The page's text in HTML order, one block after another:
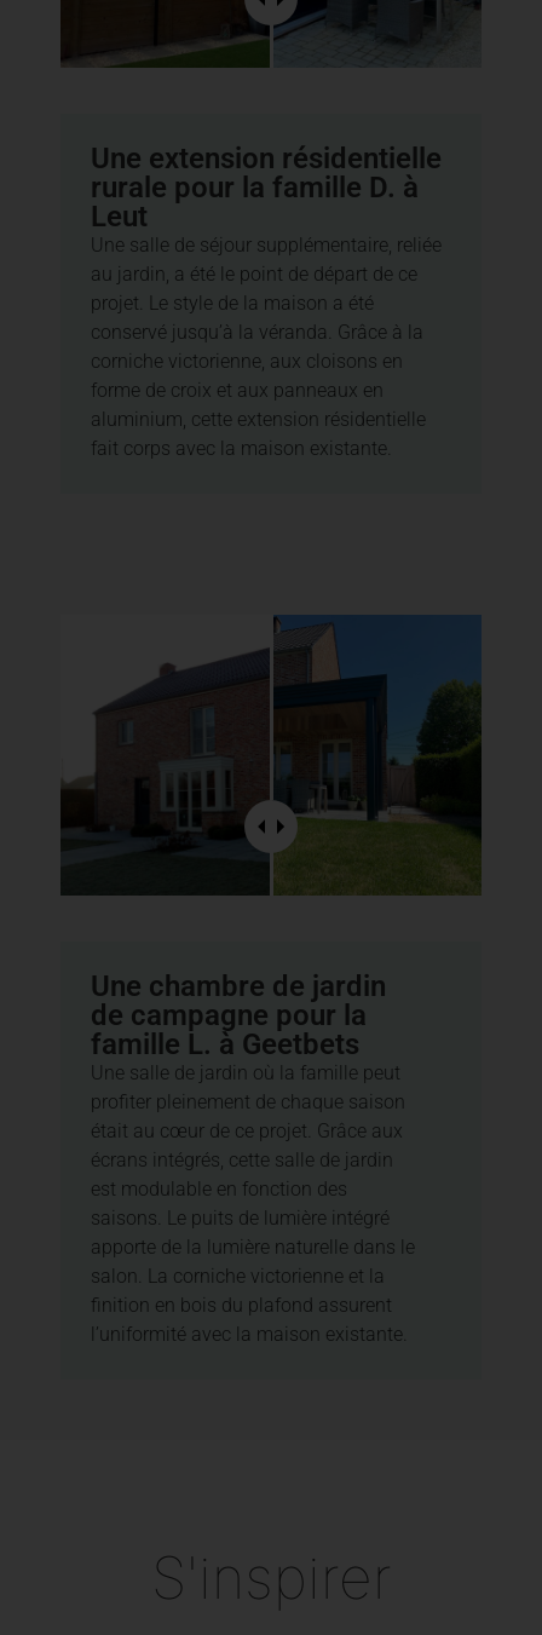
Une extension résidentielle
rurale pour la famille D. à
Leut
Une salle de séjour supplémentaire, reliée
au jardin, a été le point de départ de ce
projet. Le style de la maison a été
conservé jusqu’à la véranda. Grâce à la
corniche victorienne, aux cloisons en
forme de croix et aux panneaux en
aluminium, cette extension résidentielle
fait corps avec la maison existante.
Une chambre de jardin
de campagne pour la
famille L. à Geetbets
Une salle de jardin où la famille peut
profiter pleinement de chaque saison
était au cœur de ce projet. Grâce aux
écrans intégrés, cette salle de jardin
est modulable en fonction des
saisons. Le puits de lumière intégré
apporte de la lumière naturelle dans le
salon. La corniche victorienne et la
finition en bois du plafond assurent
l’uniformité avec la maison existante.
S'inspirer